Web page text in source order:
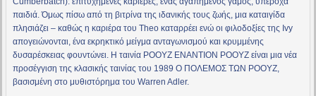
παιδιά. Όμως πίσω από τη βιτρίνα της ιδανικής τους ζωής, μια καταιγίδα
πλησιάζει – καθώς η καριέρα του Theo καταρρέει ενώ οι φιλοδοξίες της Ivy
απογειώνονται, ένα εκρηκτικό μείγμα ανταγωνισμού και κρυμμένης
δυσαρέσκειας φουντώνει. Η ταινία ΡΟΟΥΖ ΕΝΑΝΤΙΟΝ ΡΟΟΥΖ είναι μια νέα
προσέγγιση της κλασικής ταινίας του 1989 Ο ΠΟΛΕΜΟΣ ΤΩΝ ΡΟΟΥΖ,
βασισμένη στο μυθιστόρημα του Warren Adler.